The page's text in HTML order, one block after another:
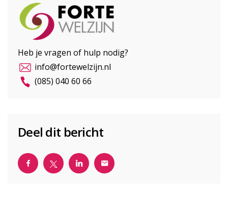
Heb je vragen of hulp nodig?
info@fortewelzijn.nl
(085) 040 60 66
Deel dit bericht